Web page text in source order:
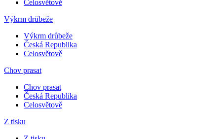
Celosvětově
Výkrm drůbeže
Výkrm drůbeže
Česká Republika
Celosvětově
Chov prasat
Chov prasat
Česká Republika
Celosvětově
Z tisku